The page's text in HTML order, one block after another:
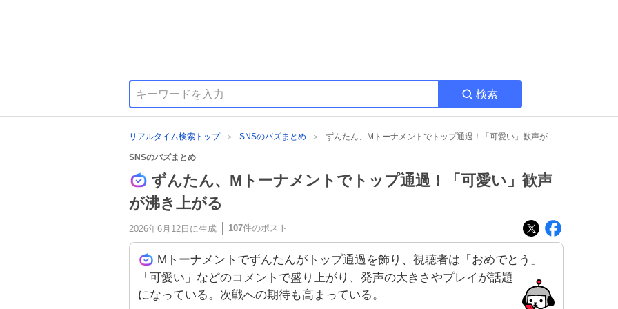
検索
リアルタイム検索トップ SNSのバズまとめ ずんたん、Mトーナメントでトップ通過！「可愛い」歓声が沸き上がる
SNSのバズまとめ
ずんたん、Mトーナメントでトップ通過！「可愛い」歓声
が沸き上がる
2026年6月12日 に生成 107件のポスト
Mトーナメントでずんたんがトップ通過を飾り、視聴者は「おめでとう」
「可愛い」などのコメントで盛り上がり、発声の大きさやプレイが話題
になっている。次戦への期待も高まっている。